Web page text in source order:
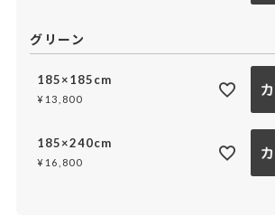
グリーン
185×185cm
¥ 13,800
185×240cm
¥ 16,800